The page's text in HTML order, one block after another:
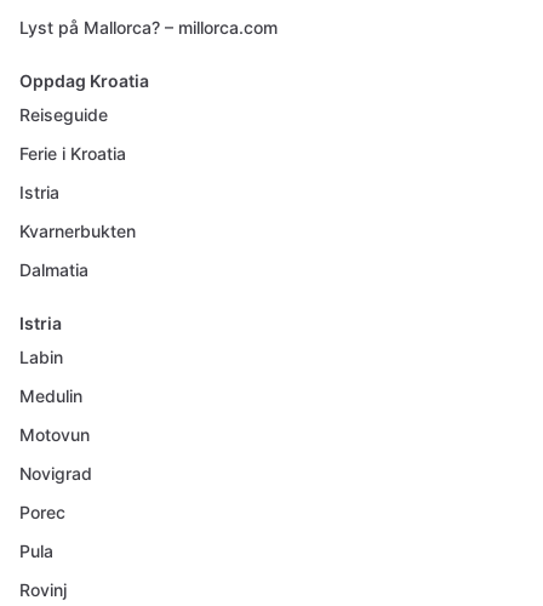
Lyst på Mallorca? – millorca.com
Oppdag Kroatia
Reiseguide
Ferie i Kroatia
Istria
Kvarnerbukten
Dalmatia
Istria
Labin
Medulin
Motovun
Novigrad
Porec
Pula
Rovinj